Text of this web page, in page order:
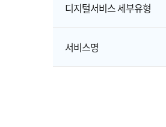
디지털서비스 세부유형
서비스명